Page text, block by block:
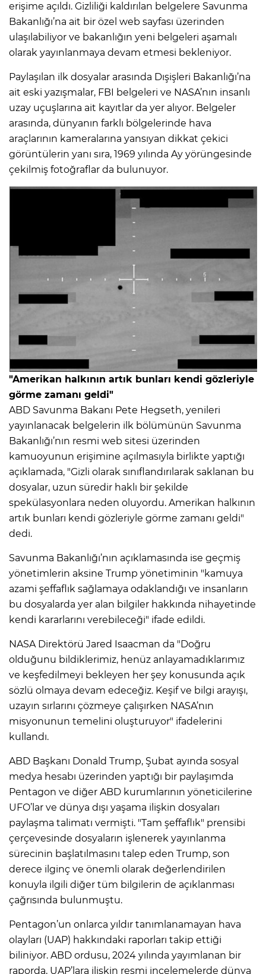
erişime açıldı. Gizliliği kaldırılan belgelere Savunma
Bakanlığı’na ait bir özel web sayfası üzerinden
ulaşılabiliyor ve bakanlığın yeni belgeleri aşamalı
olarak yayınlanmaya devam etmesi bekleniyor.
Paylaşılan ilk dosyalar arasında Dışişleri Bakanlığı’na
ait eski yazışmalar, FBI belgeleri ve NASA’nın insanlı
uzay uçuşlarına ait kayıtlar da yer alıyor. Belgeler
arasında, dünyanın farklı bölgelerinde hava
araçlarının kameralarına yansıyan dikkat çekici
görüntülerin yanı sıra, 1969 yılında Ay yörüngesinde
çekilmiş fotoğraflar da bulunuyor.
"Amerikan halkının artık bunları kendi gözleriyle
görme zamanı geldi"
ABD Savunma Bakanı Pete Hegseth, yenileri
yayınlanacak belgelerin ilk bölümünün Savunma
Bakanlığı’nın resmi web sitesi üzerinden
kamuoyunun erişimine açılmasıyla birlikte yaptığı
açıklamada, "Gizli olarak sınıflandırılarak saklanan bu
dosyalar, uzun süredir haklı bir şekilde
spekülasyonlara neden oluyordu. Amerikan halkının
artık bunları kendi gözleriyle görme zamanı geldi"
dedi.
Savunma Bakanlığı’nın açıklamasında ise geçmiş
yönetimlerin aksine Trump yönetiminin "kamuya
azami şeffaflık sağlamaya odaklandığı ve insanların
bu dosyalarda yer alan bilgiler hakkında nihayetinde
kendi kararlarını verebileceği" ifade edildi.
NASA Direktörü Jared Isaacman da "Doğru
olduğunu bildiklerimiz, henüz anlayamadıklarımız
ve keşfedilmeyi bekleyen her şey konusunda açık
sözlü olmaya devam edeceğiz. Keşif ve bilgi arayışı,
uzayın sırlarını çözmeye çalışırken NASA’nın
misyonunun temelini oluşturuyor" ifadelerini
kullandı.
ABD Başkanı Donald Trump, Şubat ayında sosyal
medya hesabı üzerinden yaptığı bir paylaşımda
Pentagon ve diğer ABD kurumlarının yöneticilerine
UFO’lar ve dünya dışı yaşama ilişkin dosyaları
paylaşma talimatı vermişti. "Tam şeffaflık" prensibi
çerçevesinde dosyaların işlenerek yayınlanma
sürecinin başlatılmasını talep eden Trump, son
derece ilginç ve önemli olarak değerlendirilen
konuyla ilgili diğer tüm bilgilerin de açıklanması
çağrısında bulunmuştu.
Pentagon’un onlarca yıldır tanımlanamayan hava
olayları (UAP) hakkındaki raporları takip ettiği
biliniyor. ABD ordusu, 2024 yılında yayımlanan bir
raporda, UAP’lara ilişkin resmi incelemelerde dünya